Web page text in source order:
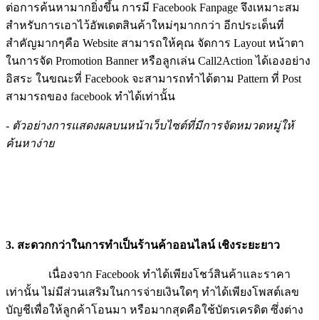
ต่อการค้นหามากยิ่งขึ้น การมี Facebook Fanpage จึงเหมาะสม
สำหรับการเอาไว้อัพเดตสินค้าใหม่ๆมากกว่า อีกประเด็นที่
สำคัญมากๆคือ Website สามารถให้คุณ จัดการ Layout หน้าตา
ในการจัด Promotion Banner หรือลูกเล่น Call2Action ได้เองอย่าง
อิสระ ในขณะที่ Facebook จะสามารถทำได้ตาม Pattern ที่ Post
สามารถของ facebook ทำได้เท่านั้น
- ตัวอย่างการแสดงผลบนหน้าเว็บไซต์ที่มีการจัดหมวดหมู่ให้
ค้นหาง่าย
3. สะดวกกว่าในการทำเป็นร้านค้าออนไลน์ เชิงระยะยาว
เนื่องจาก Facebook ทำได้เพียงโชว์สินค้าและราคา
เท่านั้น ไม่มีส่วนเสริมในการจ่ายเงินใดๆ ทำได้เพียงโพสต์เลข
บัญชีเพื่อให้ลูกค้าโอนมา หรือมากสุดคือใช้บัตรเครดิต ซึ่งต่าง